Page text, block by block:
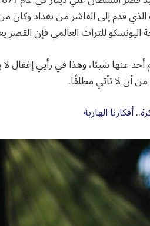
للتراث العالمي فإن القصر
أحد عنها شيئا، وهذا في رأيي إغفال
أن لا تأتي مطلقًا.
أفكارنا الهاربة